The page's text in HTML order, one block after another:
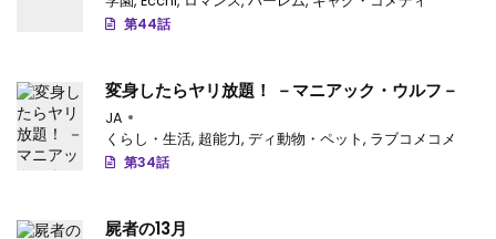
第44話
変身したらヤリ放題！ －マニアック・ウルフ－
JA
くらし・生活, 超能力, ディ動物・ペット, ラブコメコメ
第34話
屍者の13月